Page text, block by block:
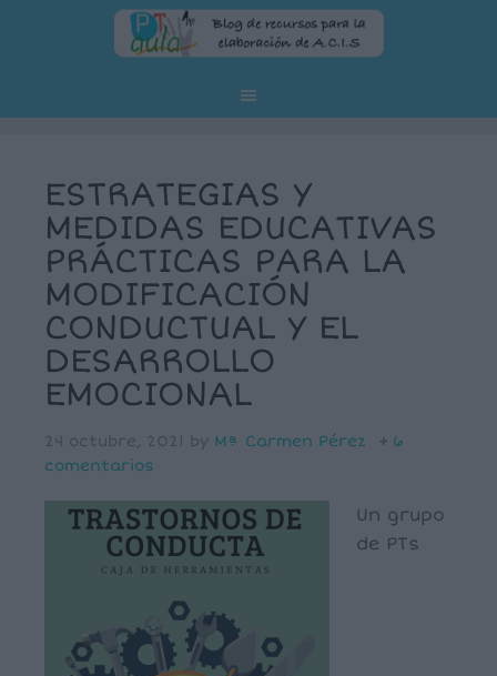
ESTRATEGIAS Y
MEDIDAS EDUCATIVAS
PRÁCTICAS PARA LA
MODIFICACIÓN
CONDUCTUAL Y EL
DESARROLLO
EMOCIONAL
24 octubre, 2021 by Mª Carmen Pérez
6
comentarios
Un grupo
de PTs